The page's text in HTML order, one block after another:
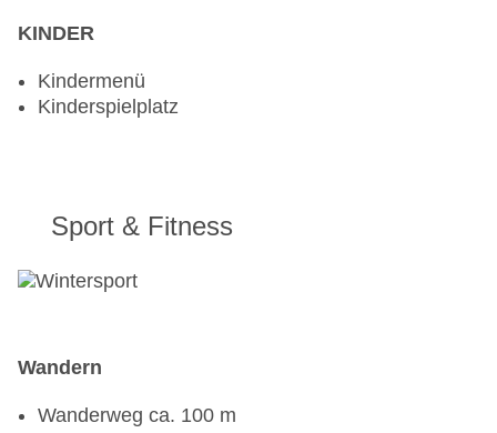
KINDER
Kindermenü
Kinderspielplatz
Sport & Fitness
Wandern
Wanderweg ca. 100 m